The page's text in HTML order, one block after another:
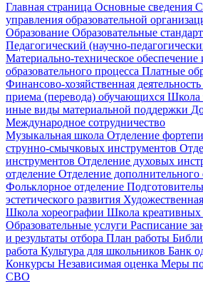
Главная страница Основные сведения
управления образовательной
Образование Образовательные
Педагогический (научно-
Материально-техническое
образовательного процесса Платные
Финансово-хозяйственная деятельность
приема (перевода) обучающихся Школа
иные виды материальной поддержки
Международное сотрудничество
Музыкальная школа Отделение
струнно-смычковых инструментов
инструментов Отделение духовых
отделение Отделение
Фольклорное отделение
эстетического развития
Школа хореографии Школа креативных
Образовательные услуги Расписание
и результаты отбора План работы
работа Культура для школьников Банк
Конкурсы Независимая оценка Меры
СВО